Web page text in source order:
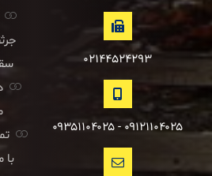
۰۲۱۴۴۵۲۴۲۹۳
۰۹۱۲۱۱۰۴۰۲۵ - ۰۹۳۵۱۱۰۴۰۲۵
با